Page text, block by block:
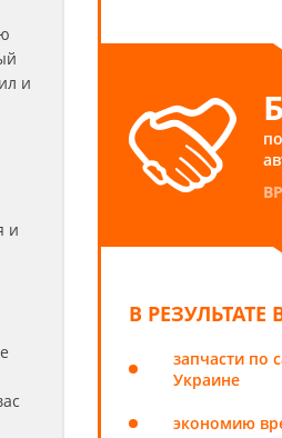
и
и
В
запчасти по
Украине
экономию